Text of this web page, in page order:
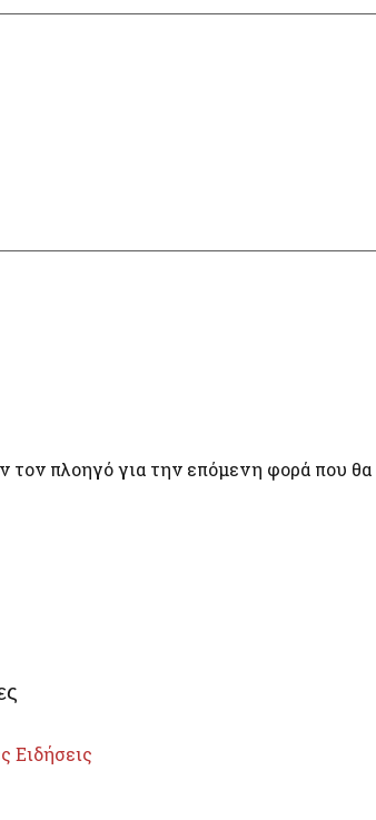
τον πλοηγό για την επόμενη φορά που
Ειδήσεις